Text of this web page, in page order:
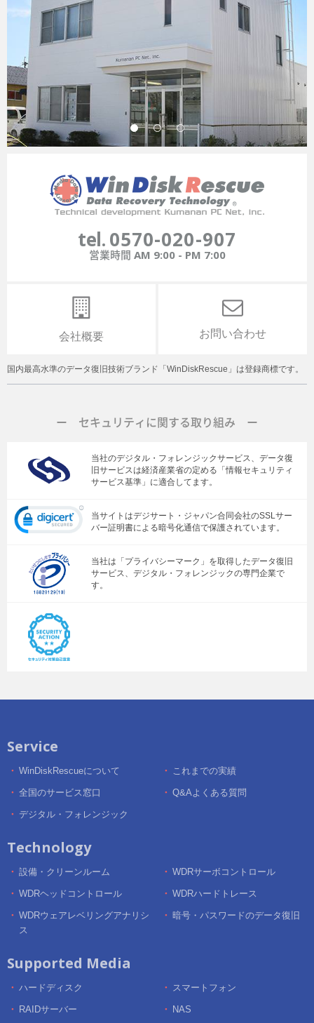
tel.0570-020-907
営業時間 AM 9:00 - PM 7:00
会社概要 お問い合わせ
国内最高水準のデータ復旧技術ブランド「WinDiskRescue」は登録商標です。
ー セキュリティに関する取り組み ー
当社のデジタル・フォレンジックサービス、データ復
旧サービスは経済産業省の定める「情報セキュリティ
サービス基準」に適合してます。
当サイトはデジサート・ジャパン合同会社のSSLサー
バー証明書による暗号化通信で保護されています。
当社は「プライバシーマーク」を取得したデータ復旧
サービス、デジタル・フォレンジックの専門企業で
す。
Service
WinDiskRescueについて これまでの実績
全国のサービス窓口 Q&Aよくある質問
デジタル・フォレンジック
Technology
設備・クリーンルーム WDRサーボコントロール
WDRヘッドコントロール WDRハードトレース
WDRウェアレベリングアナリシ
ス
暗号・パスワードのデータ復旧
Supported Media
ハードディスク スマートフォン
RAIDサーバー NAS